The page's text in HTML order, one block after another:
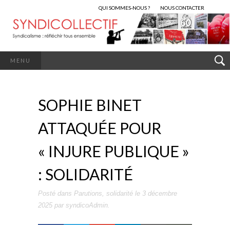
QUI SOMMES-NOUS ? NOUS CONTACTER
MENU
SOPHIE BINET
ATTAQUÉE POUR
« INJURE PUBLIQUE »
: SOLIDARITÉ
Posté dans Parutions, solidarité le 3 décembre
2025 par syndicoAdmin.